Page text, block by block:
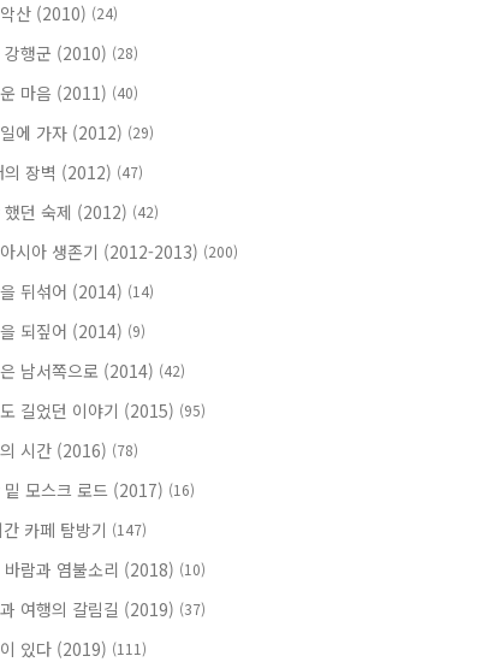
산 (2010) (24)
강행군 (2010) (28)
마음 (2011) (40)
에 가자 (2012) (29)
의 장벽 (2012) (47)
했던 숙제 (2012) (42)
시아 생존기 (2012-2013) (200)
뒤섞어 (2014) (14)
되짚어 (2014) (9)
남서쪽으로 (2014) (42)
길었던 이야기 (2015) (95)
시간 (2016) (78)
밑 모스크 로드 (2017) (16)
카페 탐방기 (147)
바람과 염불소리 (2018) (10)
여행의 갈림길 (2019) (37)
있다 (2019) (111)